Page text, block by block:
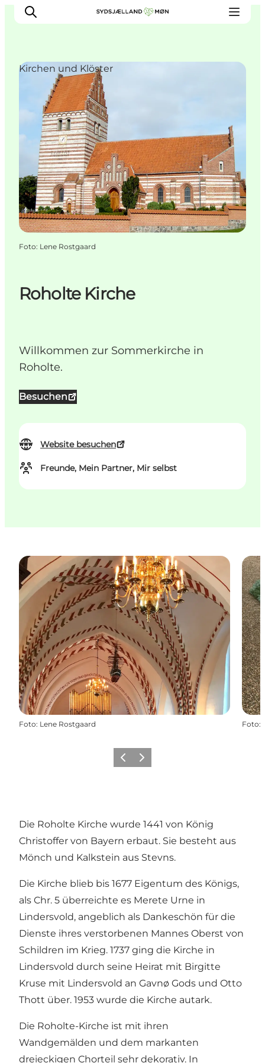
Erleben
Städte und Orte
Events
Essen
Unterkunft
Reise planen
Roholte Kirche
Willkommen zur Sommerkirche in
Roholte.
Besuchen
Website besuchen
Freunde, Mein Partner, Mir selbst
Kirchen und Klöster
Foto: Lene Rostgaard
Foto: Lene Rostgaard Foto:
ZurückWeiter
Die Roholte Kirche wurde 1441 von König
Christoffer von Bayern erbaut. Sie besteht aus
Mönch und Kalkstein aus Stevns.
Die Kirche blieb bis 1677 Eigentum des Königs,
als Chr. 5 überreichte es Merete Urne in
Lindersvold, angeblich als Dankeschön für die
Dienste ihres verstorbenen Mannes Oberst von
Schildren im Krieg. 1737 ging die Kirche in
Lindersvold durch seine Heirat mit Birgitte
Kruse mit Lindersvold an Gavnø Gods und Otto
Thott über. 1953 wurde die Kirche autark.
Die Roholte-Kirche ist mit ihren
Wandgemälden und dem markanten
dreieckigen Chorteil sehr dekorativ. In